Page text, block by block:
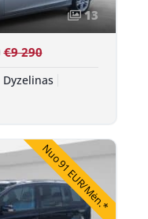
13
€9 290
Dyzelinas
Nuo 91 EUR/Mėn.*